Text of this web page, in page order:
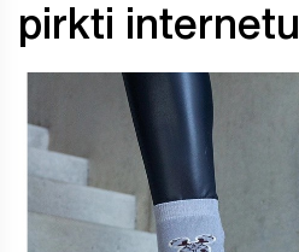
pirkti internetu